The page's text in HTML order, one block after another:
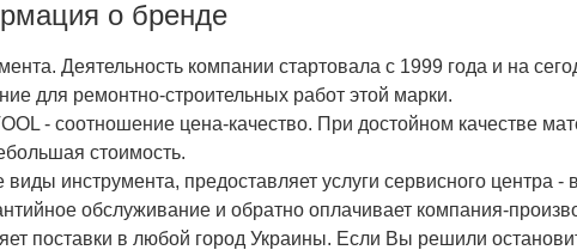
о бренде
Деятельность компании стартовала с 1999 года и на
для ремонтно-строительных работ этой марки.
- соотношение цена-качество. При достойном качестве
стоимость.
инструмента, предоставляет услуги сервисного
обслуживание и обратно оплачивает компания-
в любой город Украины. Если Вы решили